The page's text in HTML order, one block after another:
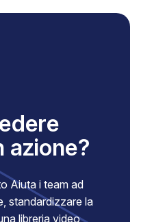
azione?
Aiuta i team ad
standardizzare la
libreria video